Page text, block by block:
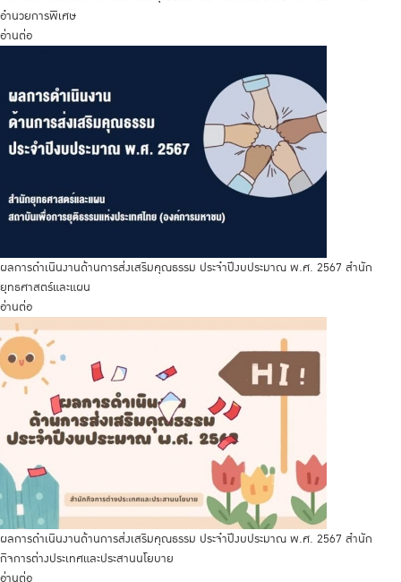
อำนวยการพิเศษ
อ่านต่อ
ผลการดำเนินงานด้านการส่งเสริมคุณธรรม ประจำปีงบประมาณ พ.ศ. 2567 สำนัก
ยุทธศาสตร์และแผน
อ่านต่อ
ผลการดำเนินงานด้านการส่งเสริมคุณธรรม ประจำปีงบประมาณ พ.ศ. 2567 สำนัก
กิจการต่างประเทศและประสานนโยบาย
อ่านต่อ